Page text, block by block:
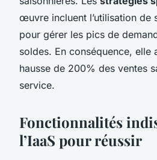
œuvre incluent l’utilisation de
pour gérer les pics de
soldes. En conséquence, elle
hausse de 200% des ventes
service.
Fonctionnalités
l’IaaS pour réussir